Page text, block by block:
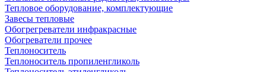
Тепловое оборудование, комплектующие
Завесы тепловые
Обогрегреватели инфракрасные
Обогреватели прочее
Теплоноситель
Теплоноситель пропиленгликоль